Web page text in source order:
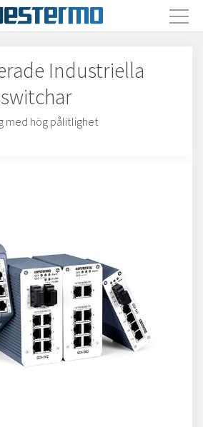
Industriella
med hög pålitlighet